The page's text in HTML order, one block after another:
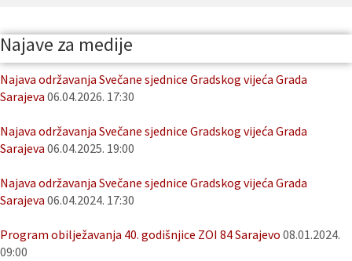
Najave za medije
Najava održavanja Svečane sjednice Gradskog vijeća Grada
Sarajeva 06.04.2026. 17:30
Najava održavanja Svečane sjednice Gradskog vijeća Grada
Sarajeva 06.04.2025. 19:00
Najava održavanja Svečane sjednice Gradskog vijeća Grada
Sarajeva 06.04.2024. 17:30
Program obilježavanja 40. godišnjice ZOI 84 Sarajevo 08.01.2024.
09:00